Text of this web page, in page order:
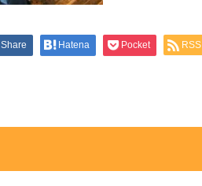
Share Hatena Pocket RSS